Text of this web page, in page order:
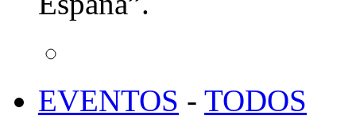
EVENTOS - TODOS